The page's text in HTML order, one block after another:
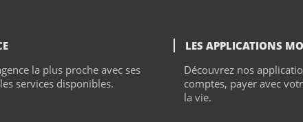
la plus proche avec ses
services disponibles.
LES APPLICATIONS
Découvrez nos
comptes, payer avec
la vie.